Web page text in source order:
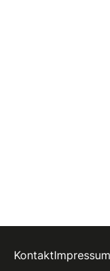
KontaktImpressum